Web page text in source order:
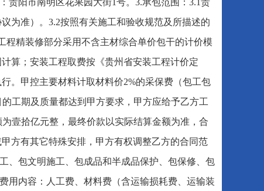
为准）。3.2按照有关施工和验收规范及所描述的
精装修部分采用不含主材综合单价包干的计价模
算；安装工程取费按《贵州省安装工程计价定
。甲控主要材料计取材料价2%的采保费（包工包
工期及质量都达到甲方要求，甲方应给予乙方工
壹拾亿元整，最终价款以实际结算金额为准，合
方有其它特殊安排，甲方有权调整乙方的合同范
、包文明施工、包成品和半成品保护、包保修、包
用内容：人工费、材料费（含运输损耗费、运输装